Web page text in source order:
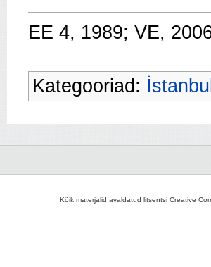
EE 4, 1989; VE,
Kategooriad: İstanbul
Kõik materjalid avaldatud litsentsi Creative